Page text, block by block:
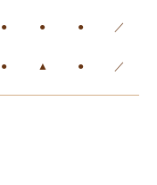
● ● ● ／
● ▲ ● ／